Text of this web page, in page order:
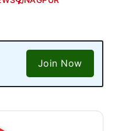
Join Now